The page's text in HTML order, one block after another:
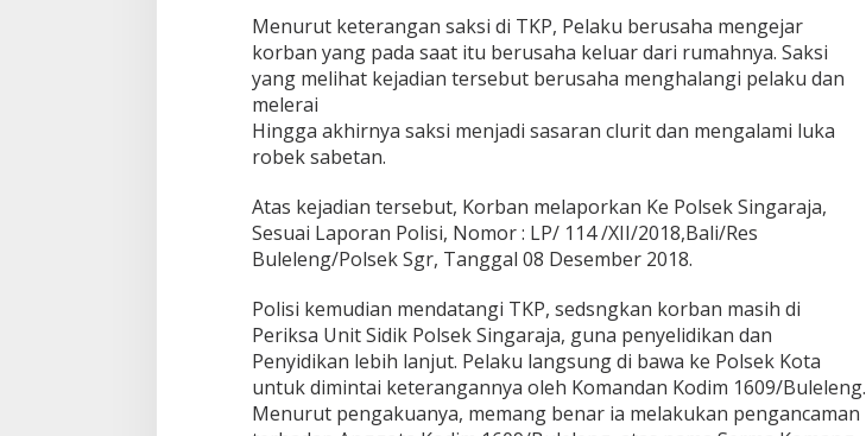
B
e
r
h
i
D
P
o
i
s
Menurut keterangan saksi di TKP, Pelaku berusaha mengejar
korban yang pada saat itu berusaha keluar dari rumahnya. Saksi
yang melihat kejadian tersebut berusaha menghalangi pelaku dan
melerai
Hingga akhirnya saksi menjadi sasaran clurit dan mengalami luka
robek sabetan.
Atas kejadian tersebut, Korban melaporkan Ke Polsek Singaraja,
Sesuai Laporan Polisi, Nomor : LP/ 114 /XII/2018,Bali/Res
Buleleng/Polsek Sgr, Tanggal 08 Desember 2018.
Polisi kemudian mendatangi TKP, sedsngkan korban masih di
Periksa Unit Sidik Polsek Singaraja, guna penyelidikan dan
Penyidikan lebih lanjut. Pelaku langsung di bawa ke Polsek Kota
untuk dimintai keterangannya oleh Komandan Kodim 1609/Buleleng.
Menurut pengakuanya, memang benar ia melakukan pengancaman